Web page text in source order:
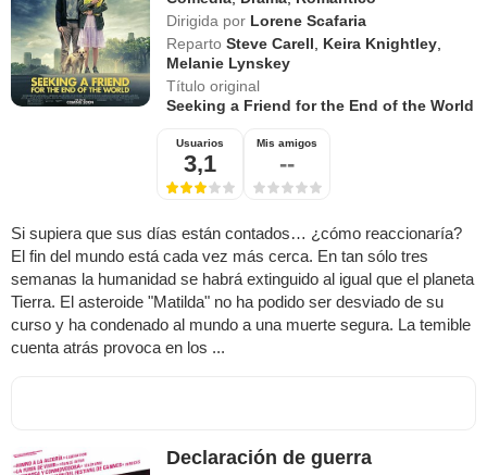
Dirigida por Lorene Scafaria
Reparto Steve Carell Keira Knightley
Melanie Lynskey
Título original
Seeking a Friend for the End of the World
Usuarios
3,1
Mis amigos
--
Si supiera que sus días están contados… ¿cómo reaccionaría?
El fin del mundo está cada vez más cerca. En tan sólo tres
semanas la humanidad se habrá extinguido al igual que el planeta
Tierra. El asteroide "Matilda" no ha podido ser desviado de su
curso y ha condenado al mundo a una muerte segura. La temible
cuenta atrás provoca en los ...
Declaración de guerra